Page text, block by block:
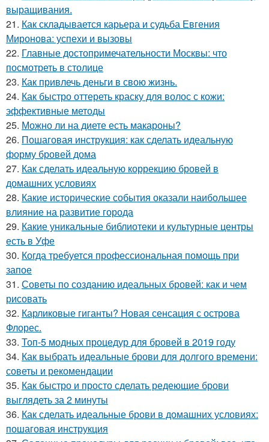
выращивания.
21. Как складывается карьера и судьба Евгения
Миронова: успехи и вызовы
22. Главные достопримечательности Москвы: что
посмотреть в столице
23. Как привлечь деньги в свою жизнь.
24. Как быстро оттереть краску для волос с кожи:
эффективные методы
25. Можно ли на диете есть макароны?
26. Пошаговая инструкция: как сделать идеальную
форму бровей дома
27. Как сделать идеальную коррекцию бровей в
домашних условиях
28. Какие исторические события оказали наибольшее
влияние на развитие города
29. Какие уникальные библиотеки и культурные центры
есть в Уфе
30. Когда требуется профессиональная помощь при
запое
31. Советы по созданию идеальных бровей: как и чем
рисовать
32. Карликовые гиганты? Новая сенсация с острова
Флорес.
33. Топ-5 модных процедур для бровей в 2019 году
34. Как выбрать идеальные брови для долгого времени:
советы и рекомендации
35. Как быстро и просто сделать редеющие брови
выглядеть за 2 минуты
36. Как сделать идеальные брови в домашних условиях:
пошаговая инструкция